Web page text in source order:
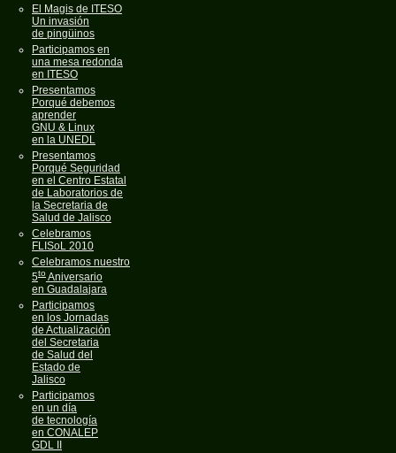
El Magis de ITESO
Un invasión
de pingüinos
Participamos en
una mesa redonda
en ITESO
Presentamos
Porqué debemos
aprender
GNU & Linux
en la UNEDL
Presentamos
Porqué Seguridad
en el Centro Estatal
de Laboratorios de
la Secretaria de
Salud de Jalisco
Celebramos
FLISoL 2010
Celebramos nuestro
5toAniversario
en Guadalajara
Participamos
en los Jornadas
de Actualización
del Secretaria
de Salud del
Estado de
Jalisco
Participamos
en un día
de tecnología
en CONALEP
GDL II